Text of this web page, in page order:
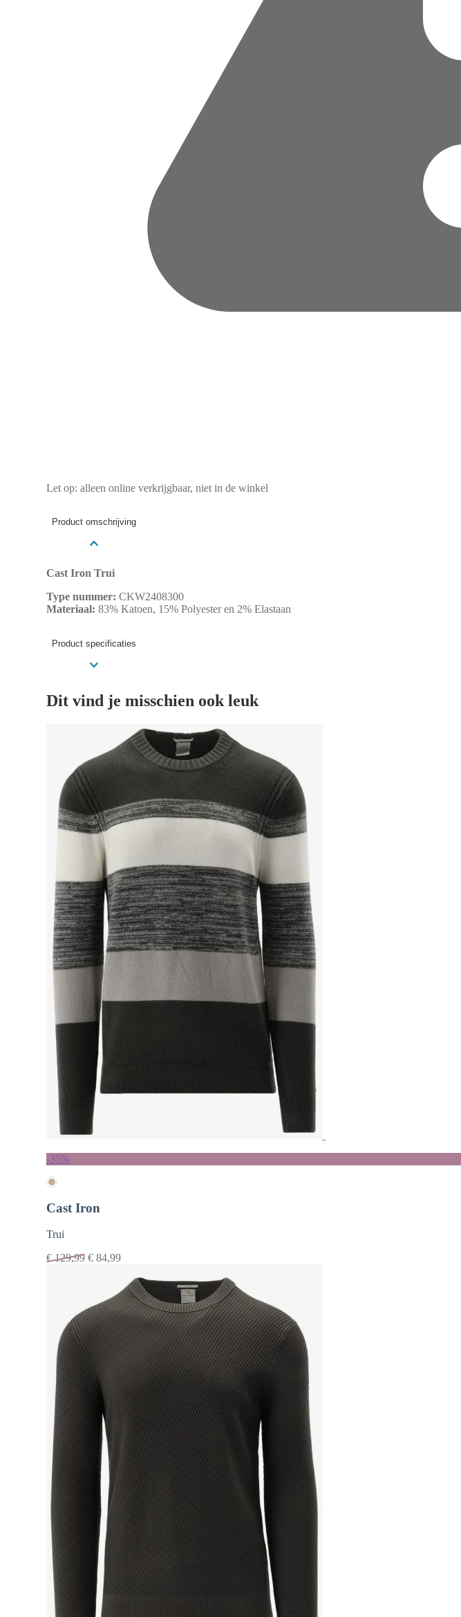
Let op: alleen online verkrijgbaar, niet in de winkel
Product omschrijving
Cast Iron Trui
Type nummer: CKW2408300
Materiaal: 83% Katoen, 15% Polyester en 2% Elastaan
Product specificaties
Dit vind je misschien ook leuk
-35%
Cast Iron
Trui
€129,99 €84,99